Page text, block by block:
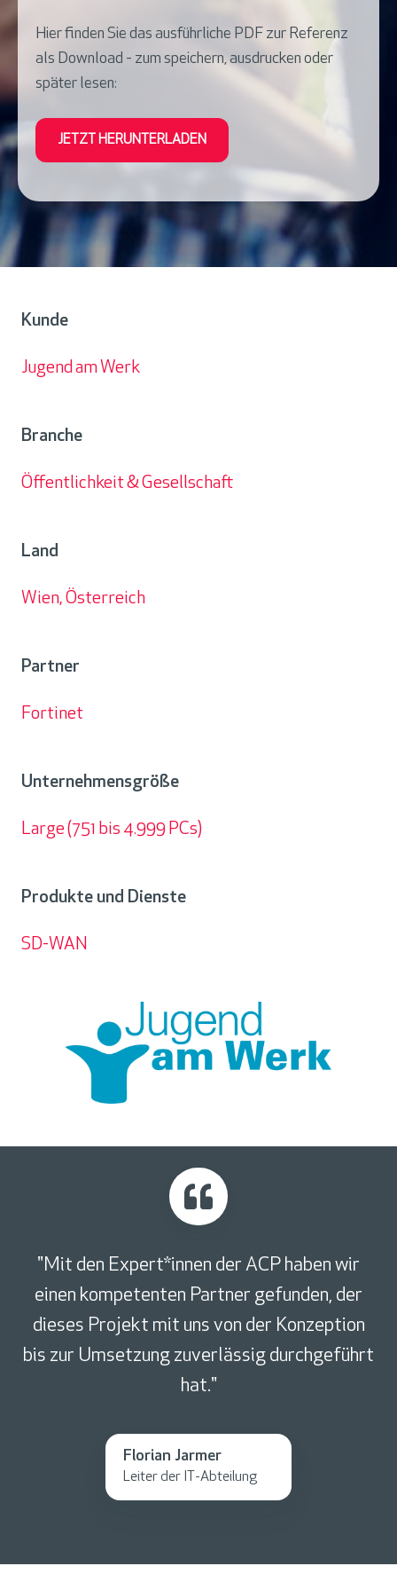
Hier finden Sie das ausführliche PDF zur Referenz
als Download - zum speichern, ausdrucken oder
später lesen:
JETZT HERUNTERLADEN
Kunde
Jugend am Werk
Branche
Öffentlichkeit & Gesellschaft
Land
Wien, Österreich
Partner
Fortinet
Unternehmensgröße
Large (751 bis 4.999 PCs)
Produkte und Dienste
SD-WAN
"Mit den Expert*innen der ACP haben wir
einen kompetenten Partner gefunden, der
dieses Projekt mit uns von der Konzeption
bis zur Umsetzung zuverlässig durchgeführt
hat."
Florian Jarmer
Leiter der IT-Abteilung